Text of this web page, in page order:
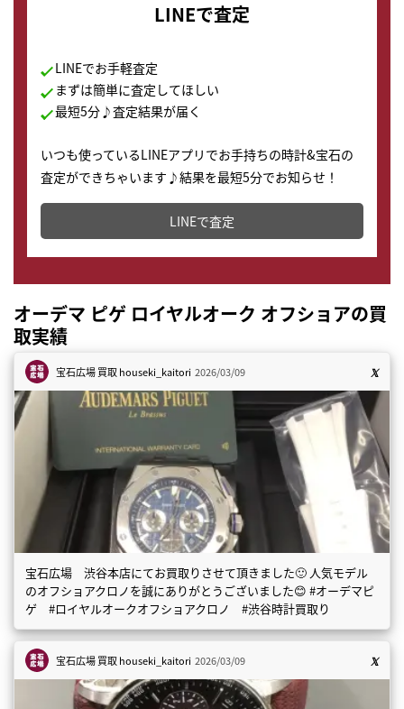
LINEで査定
LINEでお手軽査定
まずは簡単に査定してほしい
最短5分♪査定結果が届く
いつも使っているLINEアプリでお手持ちの時計&宝石の
査定ができちゃいます♪結果を最短5分でお知らせ！
どこからでもすぐに査定金額を知ることが出来ます。
LINEで査定
オーデマ ピゲ ロイヤルオーク オフショアの買
取実績
宝石広場 買取houseki_kaitori 2026/03/09
宝石広場 渋谷本店にてお買取りさせて頂きました🙂 人気モデル
のオフショアクロノを誠にありがとうございました😊 #オーデマピ
ゲ #ロイヤルオークオフショアクロノ #渋谷時計買取り
宝石広場 買取houseki_kaitori 2026/03/09